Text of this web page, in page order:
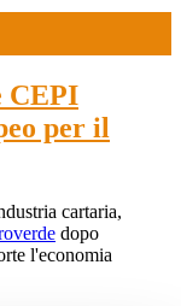
CEPI
per il
cartaria,
dopo
l'economia